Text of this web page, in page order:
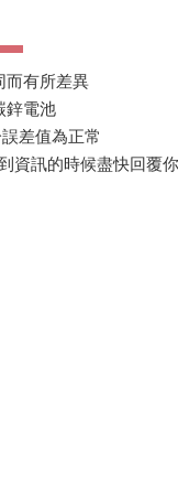
而有所差異
鋅電池
差值為正常
資訊的時候盡快回覆你